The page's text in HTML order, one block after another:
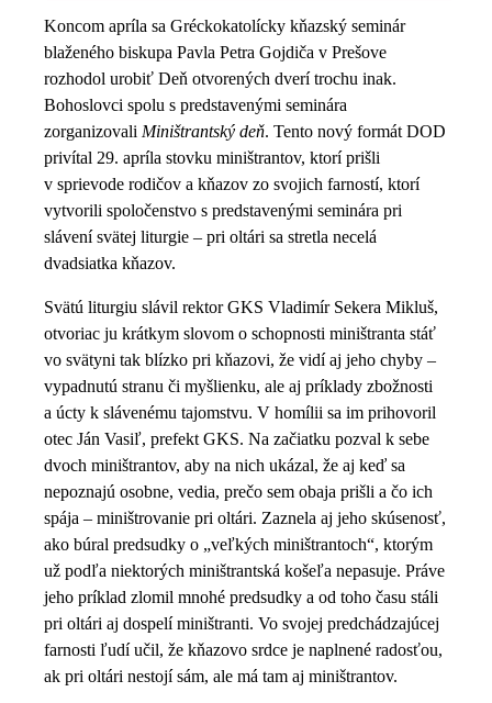
Koncom apríla sa Gréckokatolícky kňazský seminár
blaženého biskupa Pavla Petra Gojdiča v Prešove
rozhodol urobiť Deň otvorených dverí trochu inak.
Bohoslovci spolu s predstavenými seminára
zorganizovali Miništrantský deň. Tento nový formát DOD
privítal 29. apríla stovku miništrantov, ktorí prišli
v sprievode rodičov a kňazov zo svojich farností, ktorí
vytvorili spoločenstvo s predstavenými seminára pri
slávení svätej liturgie – pri oltári sa stretla necelá
dvadsiatka kňazov.
Svätú liturgiu slávil rektor GKS Vladimír Sekera Mikluš,
otvoriac ju krátkym slovom o schopnosti miništranta stáť
vo svätyni tak blízko pri kňazovi, že vidí aj jeho chyby –
vypadnutú stranu či myšlienku, ale aj príklady zbožnosti
a úcty k slávenému tajomstvu. V homílii sa im prihovoril
otec Ján Vasiľ, prefekt GKS. Na začiatku pozval k sebe
dvoch miništrantov, aby na nich ukázal, že aj keď sa
nepoznajú osobne, vedia, prečo sem obaja prišli a čo ich
spája – miništrovanie pri oltári. Zaznela aj jeho skúsenosť,
ako búral predsudky o „veľkých miništrantoch“, ktorým
už podľa niektorých miništrantská košeľa nepasuje. Práve
jeho príklad zlomil mnohé predsudky a od toho času stáli
pri oltári aj dospelí miništranti. Vo svojej predchádzajúcej
farnosti ľudí učil, že kňazovo srdce je naplnené radosťou,
ak pri oltári nestojí sám, ale má tam aj miništrantov.